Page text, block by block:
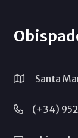
Santa
(+34)